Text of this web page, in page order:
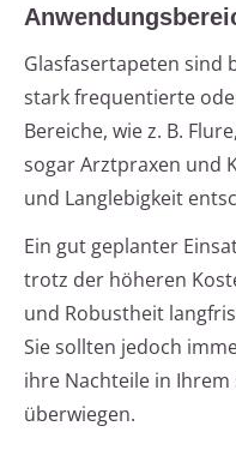
Glasfasertapeten sind
stark frequentierte
Bereiche, wie z. B.
sogar Arztpraxen und
und Langlebigkeit
Ein gut geplanter
trotz der höheren
und Robustheit
Sie sollten jedoch
ihre Nachteile in
überwiegen.